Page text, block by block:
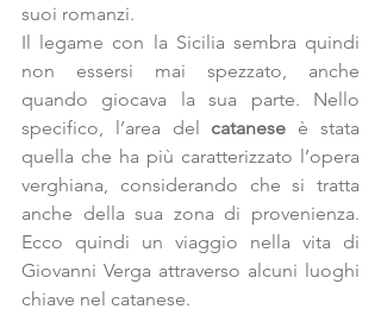
suoi romanzi.
Il legame con la Sicilia sembra quindi
non essersi mai spezzato, anche
quando giocava la sua parte. Nello
specifico, l’area del catanese è stata
quella che ha più caratterizzato l’opera
verghiana, considerando che si tratta
anche della sua zona di provenienza.
Ecco quindi un viaggio nella vita di
Giovanni Verga attraverso alcuni luoghi
chiave nel catanese.